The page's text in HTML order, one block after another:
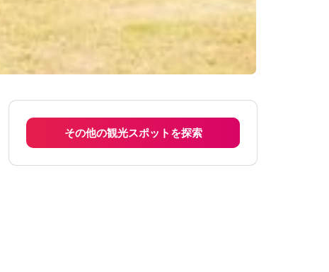
その他の観光スポットを探索